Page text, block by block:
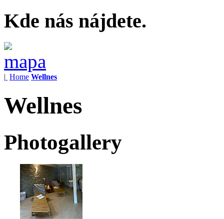
Kde nás nájdete.
Home
| Wellnes
Wellnes
Photogallery